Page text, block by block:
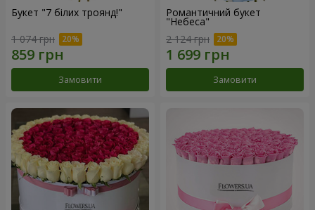
Букет "7 білих троянд!"
1 074 грн
Замовити
Романтичний букет
"Небеса"
2 124 грн
Замовити